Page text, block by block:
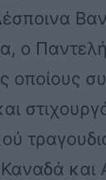
ο
οποίους
και